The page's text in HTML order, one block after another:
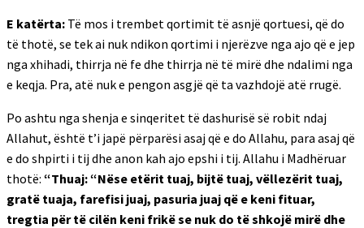
E katërta: Të mos i trembet qortimit të asnjë qortuesi, që do
të thotë, se tek ai nuk ndikon qortimi i njerëzve nga ajo që e jep
nga xhihadi, thirrja në fe dhe thirrja në të mirë dhe ndalimi nga
e keqja. Pra, atë nuk e pengon asgjë që ta vazhdojë atë rrugë.
Po ashtu nga shenja e sinqeritet të dashurisë së robit ndaj
Allahut, është t’i japë përparësi asaj që e do Allahu, para asaj që
e do shpirti i tij dhe anon kah ajo epshi i tij. Allahu i Madhëruar
thotë: “Thuaj: “Nëse etërit tuaj, bijtë tuaj, vëllezërit tuaj,
gratë tuaja, farefisi juaj, pasuria juaj që e keni fituar,
tregtia për të cilën keni frikë se nuk do të shkojë mirë dhe